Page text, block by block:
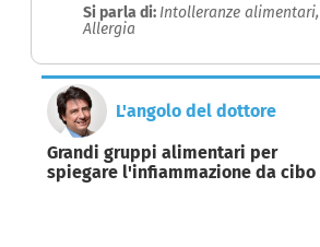
Si parla di: Intolleranze alimentari,
Allergia
L'angolo del dottore
Grandi gruppi alimentari per
spiegare l'infiammazione da cibo